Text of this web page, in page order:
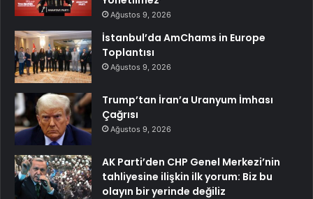
Ağustos 9, 2026
İstanbul’da AmChams in Europe
Toplantısı
Ağustos 9, 2026
Trump’tan İran’a Uranyum İmhası
Çağrısı
Ağustos 9, 2026
AK Parti’den CHP Genel Merkezi’nin
tahliyesine ilişkin ilk yorum: Biz bu
olayın bir yerinde değiliz